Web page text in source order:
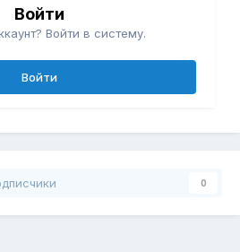
Войти
Войти в систему.
Войти
0